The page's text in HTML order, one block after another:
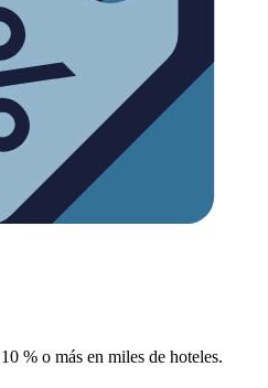
% o más en miles de hoteles.